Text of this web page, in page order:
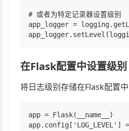
# 或者为特定记录器设置级别
app_logger =
在Flask配置中设置级别
将日志级别存储在Flask配置中
app = Flask(__name__)
app.config['LOG_LEVEL']